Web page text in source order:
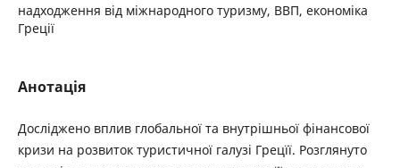
надходження від міжнародного туризму, ВВП, економіка
Греції
Анотація
Досліджено вплив глобальної та внутрішньої фінансової
кризи на розвиток туристичної галузі Грецїї. Розглянуто